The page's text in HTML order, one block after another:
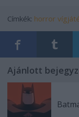
Címkék: horror
Ajánlott